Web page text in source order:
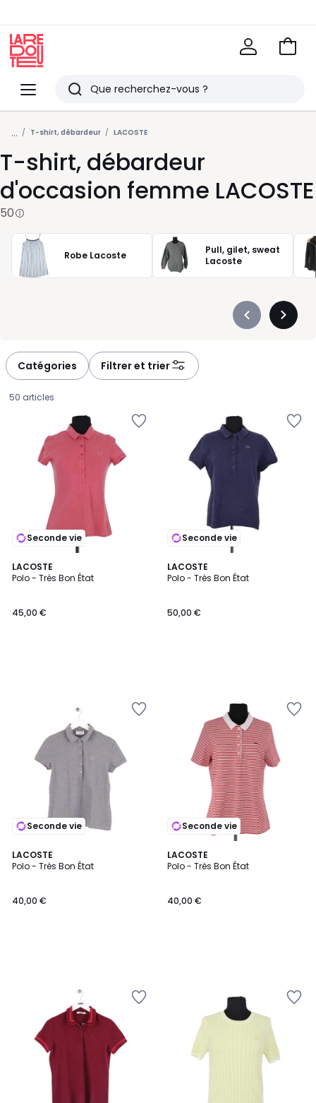
Menu
Redoute
Rechercher
Derniers
articles
vus
Voir
... T-shirt, débardeur LACOSTE
T-shirt, débardeur
d'occasion femme LACOSTE
50
Robe Lacoste
Pull, gilet, sweat
Lacoste
Précédent
Catégories Filtrer et trier
50 articles
Seconde vie
LACOSTE
Polo - Très Bon État
€.
45,00 €
Seconde vie
LACOSTE
Polo - Très Bon État
50,00 €
Seconde vie
LACOSTE
Polo - Très Bon État
40,00 €
Seconde vie
LACOSTE
Polo - Très Bon État
40,00 €